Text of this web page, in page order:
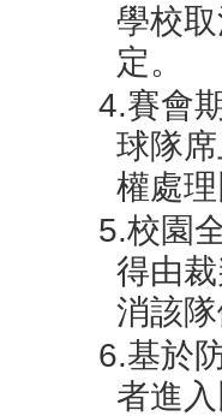
學校
定。
4.賽會
球隊
權處
5.校園
得由
消該
6.基於
者進